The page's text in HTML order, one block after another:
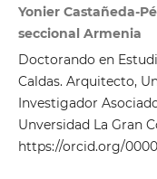
Yonier Castañeda-
seccional Armenia
Doctorando en
Caldas. Arquitecto,
Investigador
Unversidad La
https://orcid.org/